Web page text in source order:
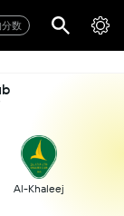
数
Al-Khaleej